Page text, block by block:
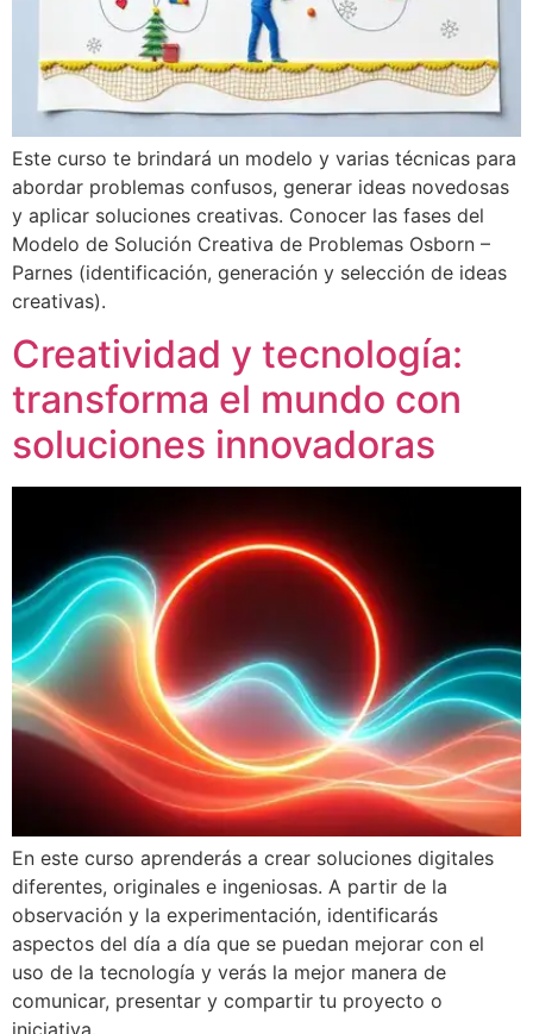
Este curso te brindará un modelo y varias técnicas para
abordar problemas confusos, generar ideas novedosas
y aplicar soluciones creativas. Conocer las fases del
Modelo de Solución Creativa de Problemas Osborn –
Parnes (identificación, generación y selección de ideas
creativas).
Creatividad y tecnología:
transforma el mundo con
soluciones innovadoras
En este curso aprenderás a crear soluciones digitales
diferentes, originales e ingeniosas. A partir de la
observación y la experimentación, identificarás
aspectos del día a día que se puedan mejorar con el
uso de la tecnología y verás la mejor manera de
comunicar, presentar y compartir tu proyecto o
iniciativa.